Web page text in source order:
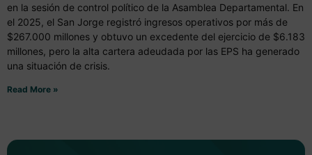
en la sesión de control político de la Asamblea Departamental. En
el 2025, el San Jorge registró ingresos operativos por más de
$267.000 millones y obtuvo un excedente del ejercicio de $6.183
millones, pero la alta cartera adeudada por las EPS ha generado
una situación de crisis.
Read More »